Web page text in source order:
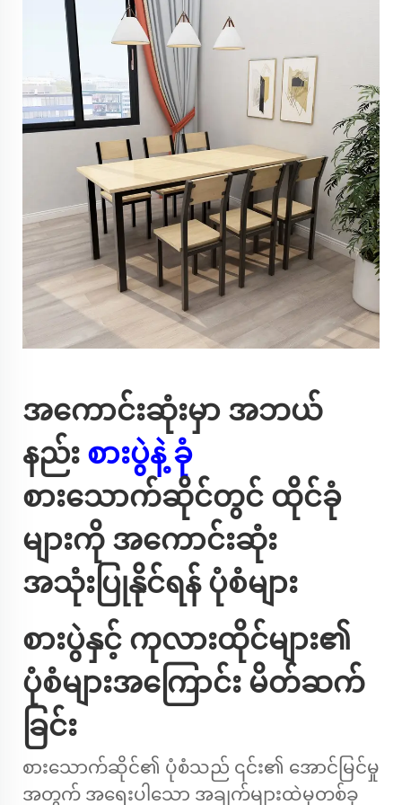
အကောင်းဆုံးမှာ အဘယ်
နည်း စားပွဲနဲ့ ခုံ
စားသောက်ဆိုင်တွင် ထိုင်ခုံ
များကို အကောင်းဆုံး
အသုံးပြုနိုင်ရန် ပုံစံများ
စားပွဲနှင့် ကုလားထိုင်များ၏
ပုံစံများအကြောင်း မိတ်ဆက်
ခြင်း
စားသောက်ဆိုင်၏ ပုံစံသည် ၎င်း၏ အောင်မြင်မှု
အတွက် အရေးပါသော အချက်များထဲမှတစ်ခု